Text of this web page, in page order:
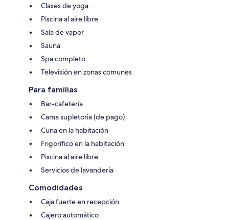
Clases de yoga
Piscina al aire libre
Sala de vapor
Sauna
Spa completo
Televisión en zonas comunes
Para familias
Bar-cafetería
Cama supletoria (de pago)
Cuna en la habitación
Frigorífico en la habitación
Piscina al aire libre
Servicios de lavandería
Comodidades
Caja fuerte en recepción
Cajero automático